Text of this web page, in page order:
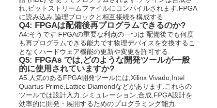
れ,ビットストリームファイルにコンパイルされます.FPGA
に読み込み,論理ブロックと相互接続を構成する.
Q4: FPGAは配備後再プログラムできるのか?
A4:そうです FPGAの重要な利点の一つは 配備後でも何度
も再プログラムできる能力です物理デバイスを交換するこ
となくハードウェア機能の更新や変更を許可する.
Q5: FPGAs では,どのような開発ツールが一般
的に使用されていますか?
A5:人気のあるFPGA開発ツールには,Xilinx Vivado,Intel
Quartus Prime,Lattice Diamondなどがあります.これらの
ツールでは設計入力,シミュレーション,合成,FPGA設計を
効率的に開発・展開するためのプログラミング能力.